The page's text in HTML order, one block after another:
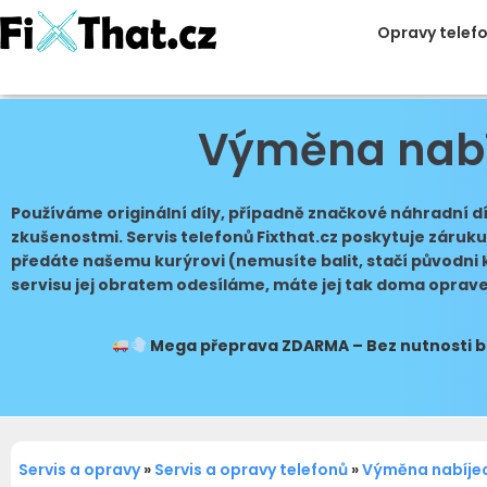
Opravy
Výměna
Používáme originální díly, případně značkové náhradní
zkušenostmi. Servis telefonů Fixthat.cz poskytuje
předáte našemu kurýrovi (nemusíte balit, stačí původni
servisu jej obratem odesíláme, máte jej tak doma
Mega přeprava ZDARMA – Bez nutnosti
Servis a opravy» Servis a opravy telefonů »Výměna